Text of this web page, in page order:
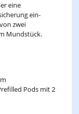
eine
ein-
zwei
Mundstück.
Pods mit 2